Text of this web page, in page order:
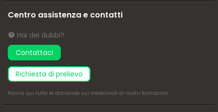
Centro assistenza e contatti
Hai dei dubbi?
Contattaci
richiesta di prelievo
Faccia qui tutte le domande sui medicinali ai nostri farmacisti.